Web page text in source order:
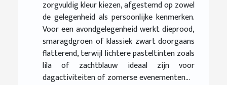
zorgvuldig kleur kiezen, afgestemd op zowel
de gelegenheid als persoonlijke kenmerken.
Voor een avondgelegenheid werkt dieprood,
smaragdgroen of klassiek zwart doorgaans
flatterend, terwijl lichtere pasteltinten zoals
lila of zachtblauw ideaal zijn voor
dagactiviteiten of zomerse evenementen...